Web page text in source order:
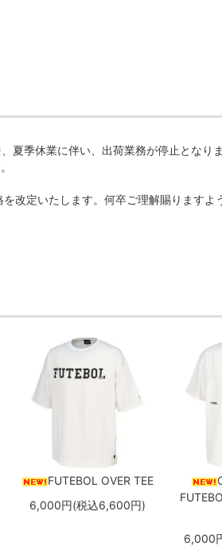
夏季休業に伴い、出荷業務が停止となり
改定いたします。何卒ご理解賜りますよ
FUTEBOL OVER TEE
6,000円(税込6,600円)
6,000